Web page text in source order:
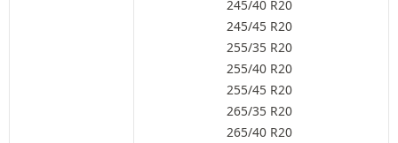
245/40 R20
245/45 R20
255/35 R20
255/40 R20
255/45 R20
265/35 R20
265/40 R20